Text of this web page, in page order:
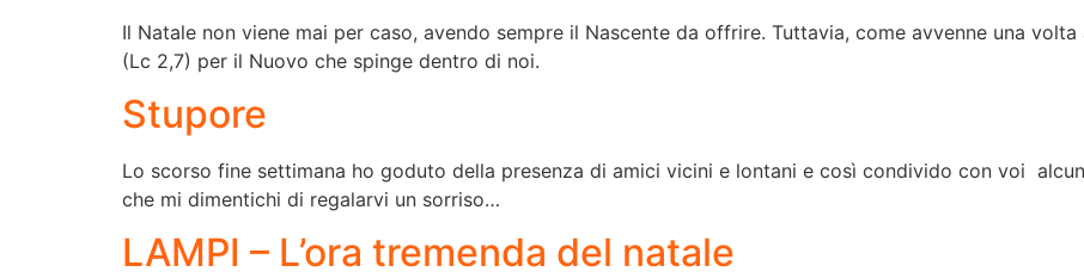
Il Natale non viene mai per caso, avendo sempre il Nascente da offrire. Tuttavia, come avvenne una
(Lc 2,7) per il Nuovo che spinge dentro di noi.
Stupore
Lo scorso fine settimana ho goduto della presenza di amici vicini e lontani e così condivido con voi
che mi dimentichi di regalarvi un sorriso…
LAMPI – L’ora tremenda del natale